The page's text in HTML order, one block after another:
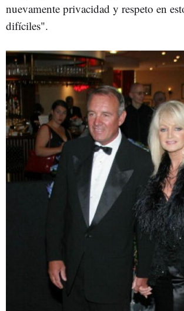
nuevamente privacidad y respeto en
difíciles".